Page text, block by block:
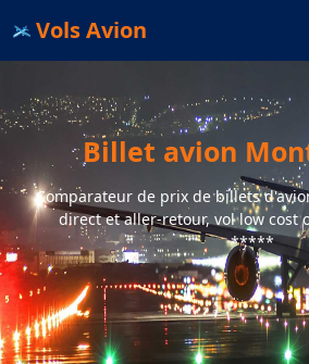
Vols Avion
Billet avion
Comparateur de prix de billets
direct et aller-retour, vol low cost
*****